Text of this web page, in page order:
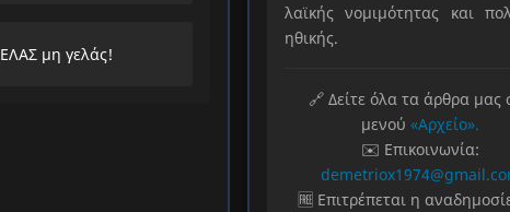
ΕΛΑΣ μη γελάς!
λαϊκής νομιμότητας και
ηθικής.
🔗 Δείτε όλα τα άρθρα μας
μενού «Αρχείο».
✉️ Επικοινωνία:
🆓 Επιτρέπεται η